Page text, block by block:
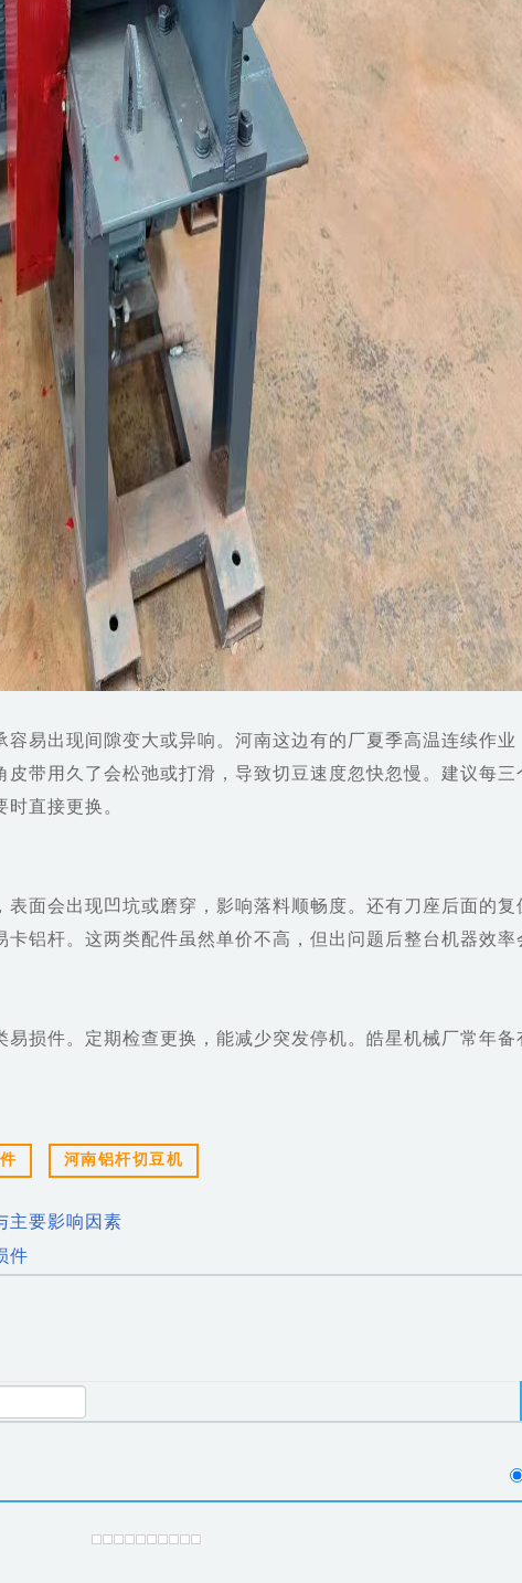
易出现间隙变大或异响。河南这边有的厂夏季高温连续作业
皮带用久了会松弛或打滑，导致切豆速度忽快忽慢。建议每三
直接更换。
面会出现凹坑或磨穿，影响落料顺畅度。还有刀座后面的复
铝杆。这两类配件虽然单价不高，但出问题后整台机器效率
易损件。定期检查更换，能减少突发停机。皓星机械厂常年备
河南铝杆切豆机
主要影响因素
件